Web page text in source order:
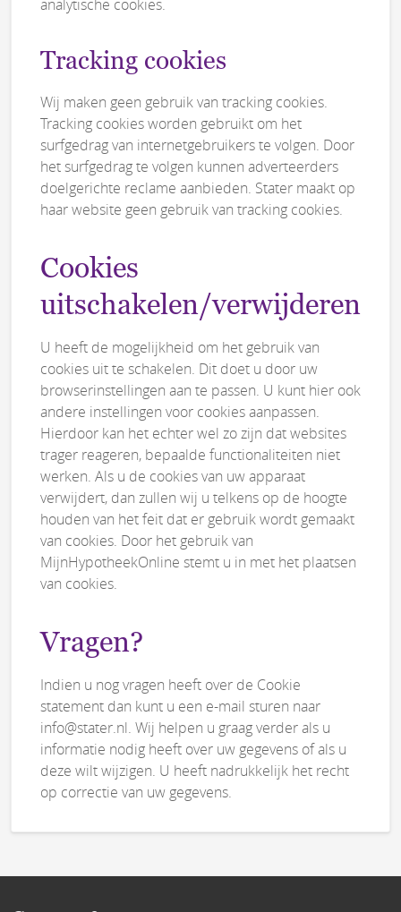
analytische cookies.
Tracking cookies
Wij maken geen gebruik van tracking cookies.
Tracking cookies worden gebruikt om het
surfgedrag van internetgebruikers te volgen. Door
het surfgedrag te volgen kunnen adverteerders
doelgerichte reclame aanbieden. Stater maakt op
haar website geen gebruik van tracking cookies.
Cookies
uitschakelen/verwijderen
U heeft de mogelijkheid om het gebruik van
cookies uit te schakelen. Dit doet u door uw
browserinstellingen aan te passen. U kunt hier ook
andere instellingen voor cookies aanpassen.
Hierdoor kan het echter wel zo zijn dat websites
trager reageren, bepaalde functionaliteiten niet
werken. Als u de cookies van uw apparaat
verwijdert, dan zullen wij u telkens op de hoogte
houden van het feit dat er gebruik wordt gemaakt
van cookies. Door het gebruik van
MijnHypotheekOnline stemt u in met het plaatsen
van cookies.
Vragen?
Indien u nog vragen heeft over de Cookie
statement dan kunt u een e-mail sturen naar
info@stater.nl. Wij helpen u graag verder als u
informatie nodig heeft over uw gegevens of als u
deze wilt wijzigen. U heeft nadrukkelijk het recht
op correctie van uw gegevens.